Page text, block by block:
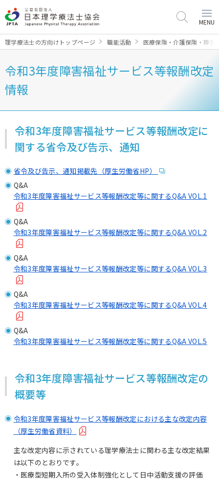
MENU
理学療法士の方向けトップページ 職能活動 医療保険・介護保険・障害
令和3年度障害福祉サービス等報酬改定
情報
令和3年度障害福祉サービス等報酬改定に
関する省令及び告示、通知
省令及び告示、通知掲載先（厚生労働省HP）
Q&A
令和3年度障害福祉サービス等報酬改定等に関するQ&A VOL.1
Q&A
令和3年度障害福祉サービス等報酬改定等に関するQ&A VOL.2
Q&A
令和3年度障害福祉サービス等報酬改定等に関するQ&A VOL.3
Q&A
令和3年度障害福祉サービス等報酬改定等に関するQ&A VOL.4
Q&A
令和3年度障害福祉サービス等報酬改定等に関するQ&A VOL.5
令和3年度障害福祉サービス等報酬改定の
概要等
令和3年度障害福祉サービス等報酬改定における主な改定内容
（厚生労働省資料）
主な改定内容に示されている理学療法士に関わる主な改定結果
は以下のとおりです。
・医療型短期入所の受入体制強化として日中活動支援の評価